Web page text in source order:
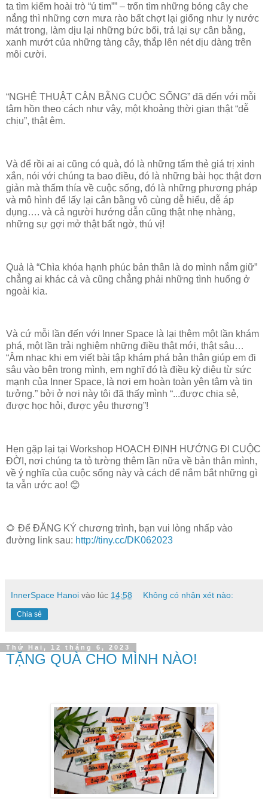
ta tìm kiếm hoài trò “ú tim”” – trốn tìm những bóng cây che
nắng thì những cơn mưa rào bất chợt lại giống như ly nước
mát trong, làm dịu lại những bức bối, trả lại sự cân bằng,
xanh mướt của những tàng cây, thắp lên nét dịu dàng trên
môi cười.
“NGHỆ THUẬT CÂN BẰNG CUỘC SỐNG” đã đến với mỗi
tâm hồn theo cách như vậy, một khoảng thời gian thật “dễ
chịu”, thật êm.
Và để rồi ai ai cũng có quà, đó là những tấm thẻ giá trị xinh
xắn, nói với chúng ta bao điều, đó là những bài học thật đơn
giản mà thấm thía về cuộc sống, đó là những phương pháp
và mô hình để lấy lại cân bằng vô cùng dễ hiểu, dễ áp
dụng…. và cả người hướng dẫn cũng thật nhẹ nhàng,
những sự gợi mở thật bất ngờ, thú vị!
Quả là “Chìa khóa hạnh phúc bản thân là do mình nắm giữ”
chẳng ai khác cả và cũng chẳng phải những tình huống ở
ngoài kia.
Và cứ mỗi lần đến với Inner Space là lại thêm một lần khám
phá, một lần trải nghiệm những điều thật mới, thật sâu…
“Âm nhạc khi em viết bài tập khám phá bản thân giúp em đi
sâu vào bên trong mình, em nghĩ đó là điều kỳ diệu từ sức
mạnh của Inner Space, là nơi em hoàn toàn yên tâm và tin
tưởng.” bởi ở nơi này tôi đã thấy mình “...được chia sẻ,
được học hỏi, được yêu thương”!
Hẹn gặp lại tại Workshop HOẠCH ĐỊNH HƯỚNG ĐI CUỘC
ĐỜI, nơi chúng ta tỏ tường thêm lần nữa về bản thân mình,
về ý nghĩa của cuộc sống này và cách để nắm bắt những gì
ta vẫn ước ao! 😊
🌻 Để ĐĂNG KÝ chương trình, bạn vui lòng nhấp vào
đường link sau: http://tiny.cc/DK062023
InnerSpace Hanoi vào lúc 14:58 Không có nhận xét nào:
Chia sẻ
Thứ Hai, 12 tháng 6, 2023
TẶNG QUÀ CHO MÌNH NÀO!